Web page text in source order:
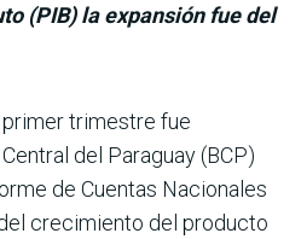
(PIB) la expansión fue del
trimestre fue
del Para­guay (BCP)
de Cuentas Nacionales
crecimiento del producto